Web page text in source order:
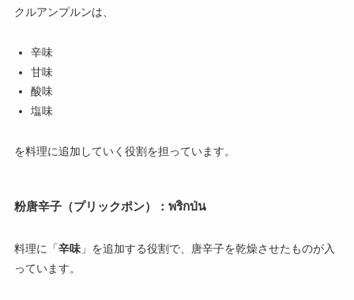
クルアンプルンは、
辛味
甘味
酸味
塩味
を料理に追加していく役割を担っています。
粉唐辛子（プリックポン）：พริกป่น
料理に「辛味」を追加する役割で、唐辛子を乾燥させたものが入
っています。